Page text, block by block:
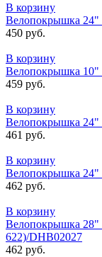
В корзину
Велопокрышка 24"
450 руб.
В корзину
Велопокрышка 10"
459 руб.
В корзину
Велопокрышка 24"
461 руб.
В корзину
Велопокрышка
462 руб.
В корзину
Велопокрышка 28"
622)/DHB02027
462 руб.